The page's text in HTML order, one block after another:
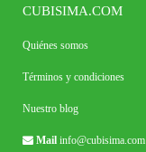
CUBISIMA.COM
Quiénes somos
Términos y condiciones
Nuestro blog
Mail info@cubisima.com